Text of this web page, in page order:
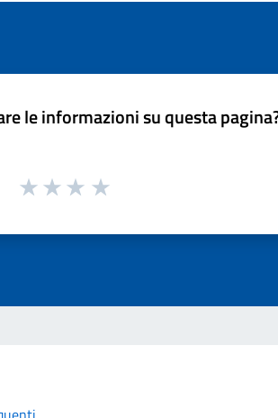
le informazioni su questa